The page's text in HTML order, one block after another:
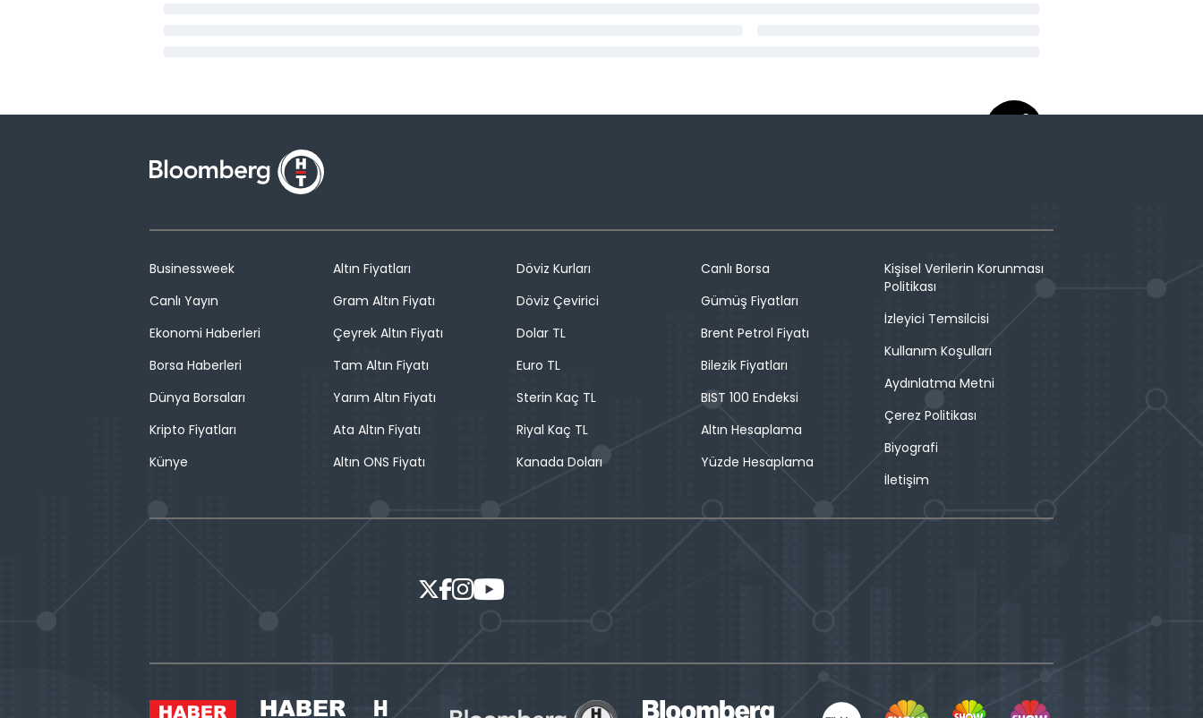
Businessweek
Canlı Yayın
Ekonomi Haberleri
Borsa Haberleri
Dünya Borsaları
Kripto Fiyatları
Künye
Altın Fiyatları
Gram Altın Fiyatı
Çeyrek Altın Fiyatı
Tam Altın Fiyatı
Yarım Altın Fiyatı
Ata Altın Fiyatı
Altın ONS Fiyatı
Döviz Kurları
Döviz Çevirici
Dolar TL
Euro TL
Sterin Kaç TL
Riyal Kaç TL
Kanada Doları
Canlı Borsa
Gümüş Fiyatları
Brent Petrol Fiyatı
Bilezik Fiyatları
BIST 100 Endeksi
Altın Hesaplama
Yüzde Hesaplama
Kişisel Verilerin Korunması
Politikası
İzleyici Temsilcisi
Kullanım Koşulları
Aydınlatma Metni
Çerez Politikası
Biyografi
İletişim